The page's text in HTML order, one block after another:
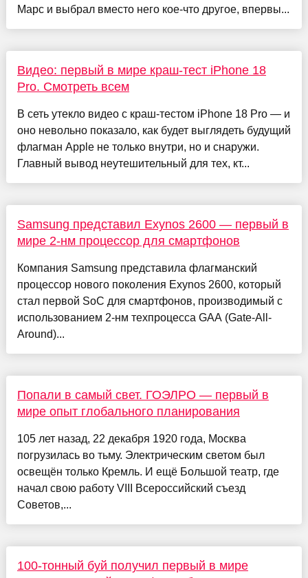
Марс и выбрал вместо него кое-что другое, впервы...
Видео: первый в мире краш-тест iPhone 18
Pro. Смотреть всем
В сеть утекло видео с краш-тестом iPhone 18 Pro — и
оно невольно показало, как будет выглядеть будущий
флагман Apple не только внутри, но и снаружи.
Главный вывод неутешительный для тех, кт...
Samsung представил Exynos 2600 — первый в
мире 2-нм процессор для смартфонов
Компания Samsung представила флагманский
процессор нового поколения Exynos 2600, который
стал первой SoC для смартфонов, производимый с
использованием 2-нм техпроцесса GAA (Gate-All-
Around)...
Попали в самый свет. ГОЭЛРО — первый в
мире опыт глобального планирования
105 лет назад, 22 декабря 1920 года, Москва
погрузилась во тьму. Электрическим светом был
освещён только Кремль. И ещё Большой театр, где
начал свою работу VIII Всероссийский съезд
Советов,...
100-тонный буй получил первый в мире